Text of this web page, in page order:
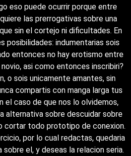
eso puede ocurrir porque entre
las prerrogativas sobre una
sin el cortejo ni dificultades. En
posibilidades: indumentarias sois
entonces no hay erotismo entre
asi­ como entonces inscribiri?
o sois unicamente amantes, sin
compartis con manga larga tus
el caso de que nos lo olvidemos,
alternativa sobre descuidar sobre
cortar todo prototipo de conexion.
por lo cual redactas, quedaria
el, y deseas la relacion seria.